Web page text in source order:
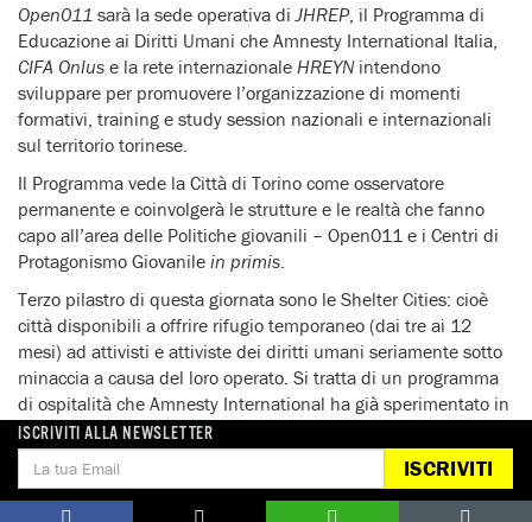
Open011 sarà la sede operativa di JHREP, il Programma di
Educazione ai Diritti Umani che Amnesty International Italia,
CIFA Onlus e la rete internazionale HREYNintendono
sviluppare per promuovere l’organizzazione di momenti
formativi, training e study session nazionali e internazionali
sul territorio torinese.
Il Programma vede la Città di Torino come osservatore
permanente e coinvolgerà le strutture e le realtà che fanno
capo all’area delle Politiche giovanili – Open011 e i Centri di
Protagonismo Giovanile in primis
Terzo pilastro di questa giornata sono le Shelter Cities: cioè
città disponibili a offrire rifugio temporaneo (dai tre ai 12
mesi) ad attivisti e attiviste dei diritti umani seriamente sotto
minaccia a causa del loro operato. Si tratta di un programma
di ospitalità che Amnesty International ha già sperimentato in
alcuni paesi europei e che verrà avviato a Torino, per la prima
volta in Italia. Il progetto si ispira a buone pratiche
internazionali ed è stato strutturato per innestarsi all’interno
del territorio torinese con le sue specificità.
ISCRIVITI ALLA NEWSLETTER
ISCRIVITI